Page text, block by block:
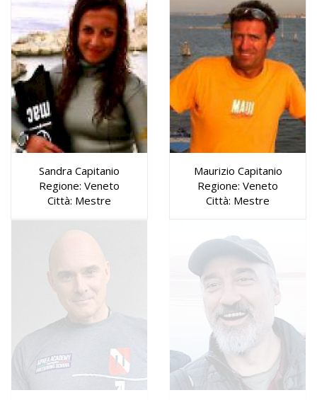
Sandra Capitanio
Regione: Veneto
Città: Mestre
Maurizio Capitanio
Regione: Veneto
Città: Mestre